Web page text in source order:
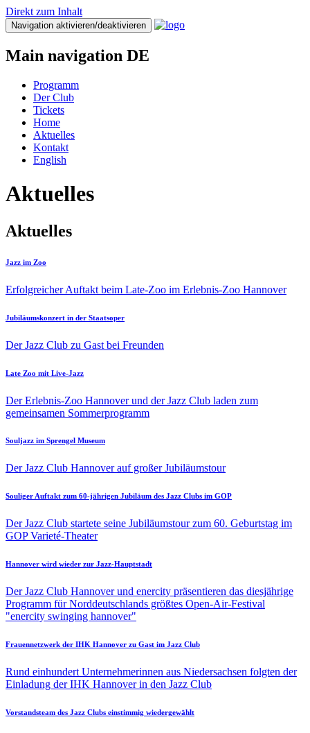
Direkt zum Inhalt
Navigation aktivieren/deaktivieren
Main navigation DE
Programm
Der Club
Tickets
Home
Aktuelles
Kontakt
English
Aktuelles
Aktuelles
Jazz im Zoo
Erfolgreicher Auftakt beim Late-Zoo im Erlebnis-Zoo Hannover
Jubiläumskonzert in der Staatsoper
Der Jazz Club zu Gast bei Freunden
Late Zoo mit Live-Jazz
Der Erlebnis-Zoo Hannover und der Jazz Club laden zum
gemeinsamen Sommerprogramm
Souljazz im Sprengel Museum
Der Jazz Club Hannover auf großer Jubiläumstour
Souliger Auftakt zum 60-jährigen Jubiläum des Jazz Clubs im GOP
Der Jazz Club startete seine Jubiläumstour zum 60. Geburtstag im
GOP Varieté-Theater
Hannover wird wieder zur Jazz-Hauptstadt
Der Jazz Club Hannover und enercity präsentieren das diesjährige
Programm für Norddeutschlands größtes Open-Air-Festival
"enercity swinging hannover"
Frauennetzwerk der IHK Hannover zu Gast im Jazz Club
Rund einhundert Unternehmerinnen aus Niedersachsen folgten der
Einladung der IHK Hannover in den Jazz Club
Vorstandsteam des Jazz Clubs einstimmig wiedergewählt